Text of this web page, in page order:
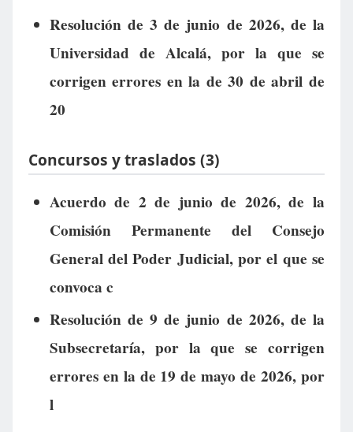
Resolución de 3 de junio de 2026, de la
Universidad de Alcalá, por la que se
corrigen errores en la de 30 de abril de
20
Concursos y traslados (3)
Acuerdo de 2 de junio de 2026, de la
Comisión Permanente del Consejo
General del Poder Judicial, por el que se
convoca c
Resolución de 9 de junio de 2026, de la
Subsecretaría, por la que se corrigen
errores en la de 19 de mayo de 2026, por
l